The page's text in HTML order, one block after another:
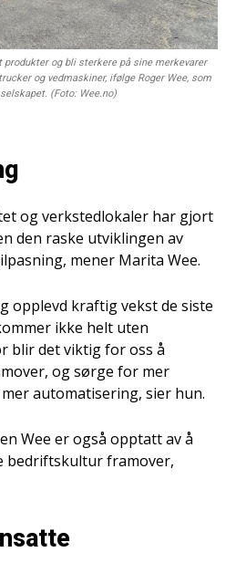
produkter og bli sterkere på sine merkevarer
og vedmaskiner, ifølge Roger Wee, som
(Foto: Wee.no)
og verkstedlokaler har gjort
den raske utviklingen av
mener Marita Wee.
opplevd kraftig vekst de siste
ikke helt uten
blir det viktig for oss å
og sørge for mer
automatisering, sier hun.
Wee er også opptatt av å
bedriftskultur framover,